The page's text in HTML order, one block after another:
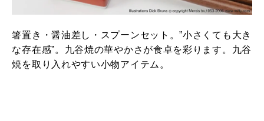
箸置き・醤油差し・スプーンセット。”小さくても大き
な存在感”。九谷焼の華やかさが食卓を彩ります。九谷
焼を取り入れやすい小物アイテム。